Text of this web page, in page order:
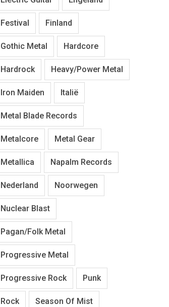
Festival Finland
Gothic Metal Hardcore
Hardrock Heavy/Power Metal
Iron Maiden Italië
Metal Blade Records
Metalcore Metal Gear
Metallica Napalm Records
Nederland Noorwegen
Nuclear Blast
Pagan/Folk Metal
Progressive Metal
Progressive Rock Punk
Rock Season Of Mist